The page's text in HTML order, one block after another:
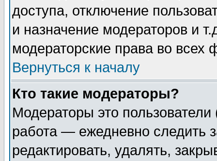
доступа, отключение
и назначение модераторов и
модераторские права во всех
Вернуться к началу
Кто такие модераторы?
Модераторы это
работа — ежедневно следить
редактировать, удалять,